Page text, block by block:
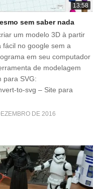
13:58
sem saber nada
um modelo 3D à partir
fácil no google sem a
em seu computador
de modelagem
para SVG:
to-svg – Site para
DE 2016